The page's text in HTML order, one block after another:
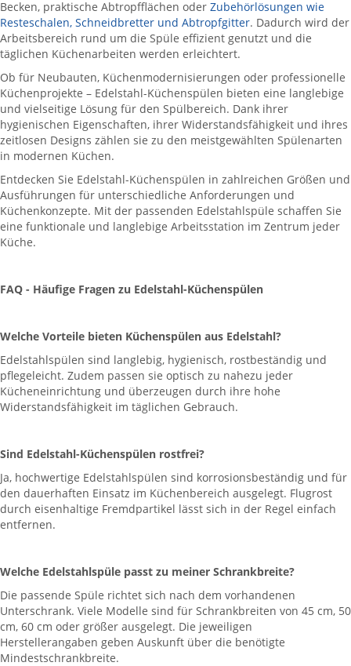
Becken, praktische Abtropfflächen oder Zubehörlösungen wie
Resteschalen, Schneidbretter und Abtropfgitter. Dadurch wird der
Arbeitsbereich rund um die Spüle effizient genutzt und die
täglichen Küchenarbeiten werden erleichtert.
Ob für Neubauten, Küchenmodernisierungen oder professionelle
Küchenprojekte – Edelstahl-Küchenspülen bieten eine langlebige
und vielseitige Lösung für den Spülbereich. Dank ihrer
hygienischen Eigenschaften, ihrer Widerstandsfähigkeit und ihres
zeitlosen Designs zählen sie zu den meistgewählten Spülenarten
in modernen Küchen.
Entdecken Sie Edelstahl-Küchenspülen in zahlreichen Größen und
Ausführungen für unterschiedliche Anforderungen und
Küchenkonzepte. Mit der passenden Edelstahlspüle schaffen Sie
eine funktionale und langlebige Arbeitsstation im Zentrum jeder
Küche.
FAQ - Häufige Fragen zu Edelstahl-Küchenspülen
Welche Vorteile bieten Küchenspülen aus Edelstahl?
Edelstahlspülen sind langlebig, hygienisch, rostbeständig und
pflegeleicht. Zudem passen sie optisch zu nahezu jeder
Kücheneinrichtung und überzeugen durch ihre hohe
Widerstandsfähigkeit im täglichen Gebrauch.
Sind Edelstahl-Küchenspülen rostfrei?
Ja, hochwertige Edelstahlspülen sind korrosionsbeständig und für
den dauerhaften Einsatz im Küchenbereich ausgelegt. Flugrost
durch eisenhaltige Fremdpartikel lässt sich in der Regel einfach
entfernen.
Welche Edelstahlspüle passt zu meiner Schrankbreite?
Die passende Spüle richtet sich nach dem vorhandenen
Unterschrank. Viele Modelle sind für Schrankbreiten von 45 cm, 50
cm, 60 cm oder größer ausgelegt. Die jeweiligen
Herstellerangaben geben Auskunft über die benötigte
Mindestschrankbreite.